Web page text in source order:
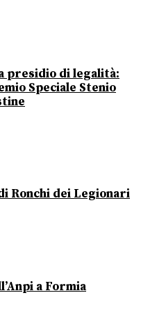
presidio di legalità:
Speciale Stenio
Ronchi dei Legionari
a Formia